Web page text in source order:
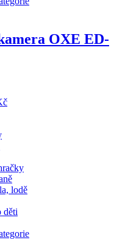
OXE ED-
lodě
děti